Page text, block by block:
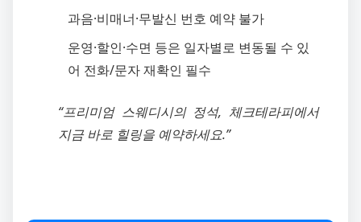
과음·비매너·무발신 번호 예약 불가
운영·할인·수면 등은 일자별로 변동될 수 있
어 전화/문자 재확인 필수
“프리미엄 스웨디시의 정석, 체크테라피에서
지금 바로 힐링을 예약하세요.”